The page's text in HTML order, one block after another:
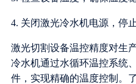
4. 关闭激光冷水机电源，停
激光切割设备温控精度对生
冷水机通过水循环温控系统
件，实现精确的温度控制。